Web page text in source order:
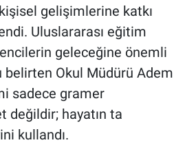
gelişimlerine katkı
Uluslararası eğitim
geleceğine önemli
belirten Okul Müdürü Adem
sadece gramer
değildir; hayatın ta
kullandı.